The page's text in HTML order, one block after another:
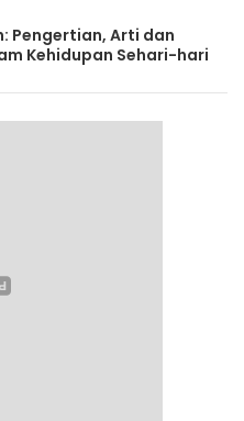
Pengertian, Arti dan
Kehidupan Sehari-hari